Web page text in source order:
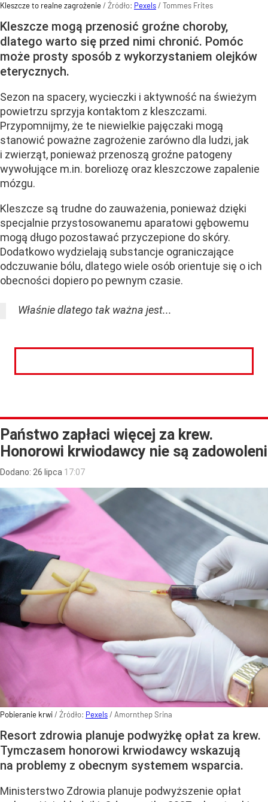
Kleszcze to realne zagrożenie/ Źródło: Pexels/ Tommes Frites
Kleszcze mogą przenosić groźne choroby,
dlatego warto się przed nimi chronić. Pomóc
może prosty sposób z wykorzystaniem olejków
eterycznych.
Sezon na spacery, wycieczki i aktywność na świeżym
powietrzu sprzyja kontaktom z kleszczami.
Przypomnijmy, że te niewielkie pajęczaki mogą
stanowić poważne zagrożenie zarówno dla ludzi, jak
i zwierząt, ponieważ przenoszą groźne patogeny
wywołujące m.in. boreliozę oraz kleszczowe zapalenie
mózgu.
Kleszcze są trudne do zauważenia, ponieważ dzięki
specjalnie przystosowanemu aparatowi gębowemu
mogą długo pozostawać przyczepione do skóry.
Dodatkowo wydzielają substancje ograniczające
odczuwanie bólu, dlatego wiele osób orientuje się o ich
obecności dopiero po pewnym czasie.
Właśnie dlatego tak ważna jest...
Państwo zapłaci więcej za krew.
Honorowi krwiodawcy nie są zadowoleni
Dodano: 26 lipca 17:07
Pobieranie krwi/ Źródło: Pexels/ Amornthep Srina
Resort zdrowia planuje podwyżkę opłat za krew.
Tymczasem honorowi krwiodawcy wskazują
na problemy z obecnym systemem wsparcia.
Ministerstwo Zdrowia planuje podwyższenie opłat